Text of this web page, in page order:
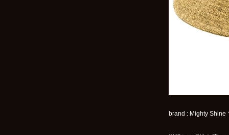
brand : Mighty Shine